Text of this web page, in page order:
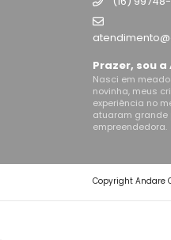
Prazer, sou a
Nasci em
novinha, meus
experiência no
atuaram grande
empreendedora.
Copyright Andare